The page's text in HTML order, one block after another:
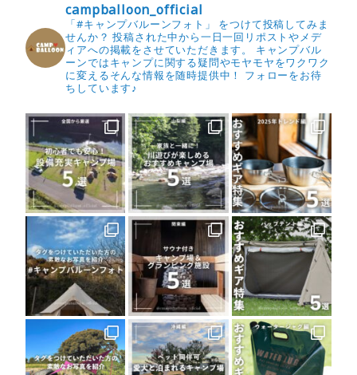
campballoon_official
「#キャンプバルーンフォト」 をつけて投稿してみま
せんか？ 投稿された中から一日一回リポストやメデ
ィアへの掲載をさせていただきます。
キャンプバル
ーンではキャンプに関する疑問やモヤモヤをワクワク
に変えるそんな情報を随時提供中！
フォローをお待
ちしています♪